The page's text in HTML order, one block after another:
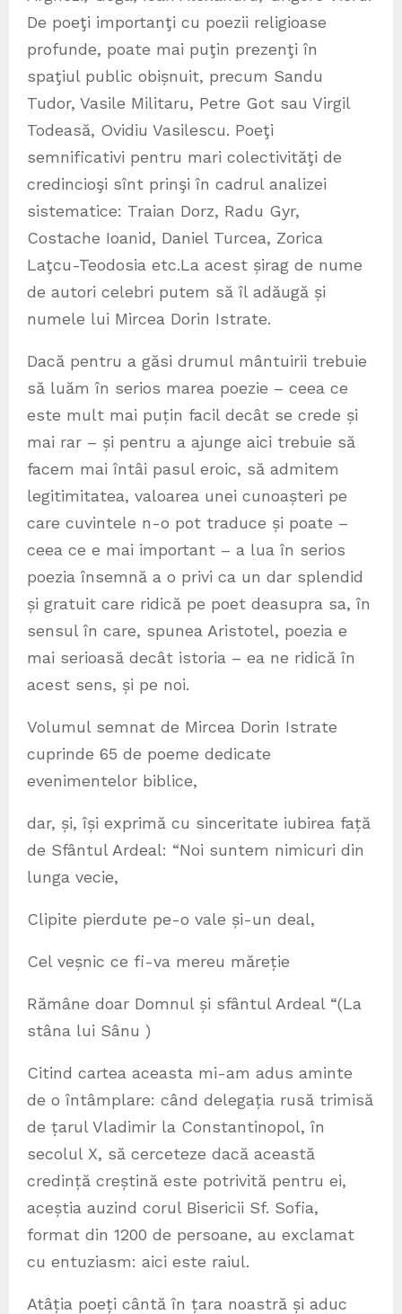
De poeţi importanţi cu poezii religioase
profunde, poate mai puţin prezenţi în
spaţiul public obișnuit, precum Sandu
Tudor, Vasile Militaru, Petre Got sau Virgil
Todeasă, Ovidiu Vasilescu. Poeţi
semnificativi pentru mari colectivităţi de
credincioşi sînt prinşi în cadrul analizei
sistematice: Traian Dorz, Radu Gyr,
Costache Ioanid, Daniel Turcea, Zorica
Laţcu-Teodosia etc.La acest șirag de nume
de autori celebri putem să îl adăugă și
numele lui Mircea Dorin Istrate.
Dacă pentru a găsi drumul mântuirii trebuie
să luăm în serios marea poezie – ceea ce
este mult mai puțin facil decât se crede și
mai rar – și pentru a ajunge aici trebuie să
facem mai întâi pasul eroic, să admitem
legitimitatea, valoarea unei cunoașteri pe
care cuvintele n-o pot traduce și poate –
ceea ce e mai important – a lua în serios
poezia însemnă a o privi ca un dar splendid
și gratuit care ridică pe poet deasupra sa, în
sensul în care, spunea Aristotel, poezia e
mai serioasă decât istoria – ea ne ridică în
acest sens, și pe noi.
Volumul semnat de Mircea Dorin Istrate
cuprinde 65 de poeme dedicate
evenimentelor biblice,
dar, și, își exprimă cu sinceritate iubirea față
de Sfântul Ardeal: “Noi suntem nimicuri din
lunga vecie,
Clipite pierdute pe-o vale și-un deal,
Cel veșnic ce fi-va mereu măreție
Rămâne doar Domnul și sfântul Ardeal “(La
stâna lui Sânu )
Citind cartea aceasta mi-am adus aminte
de o întâmplare: când delegația rusă trimisă
de țarul Vladimir la Constantinopol, în
secolul X, să cerceteze dacă această
credință creștină este potrivită pentru ei,
aceștia auzind corul Bisericii Sf. Sofia,
format din 1200 de persoane, au exclamat
cu entuziasm: aici este raiul.
Atâția poeți cântă în țara noastră și aduc